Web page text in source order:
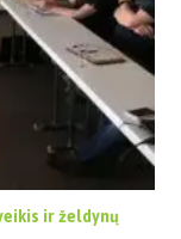
ir želdynų